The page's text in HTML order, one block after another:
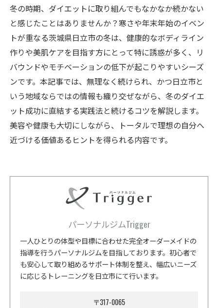
冬の時期、ダイエットに取り組んでもなかなか続かない
と感じたことはありませんか？寒さや年末年始のイベン
トが重なる茨城県日立市の冬は、健康的なボディライン
作りや美肌ケアを目指す方にとって特に誘惑が多く、リ
バウンドやモチベーションの低下が起こりやすいシーズ
ンです。本記事では、無理なく続けられ、かつ日立市と
いう地域ならではの情報も織り交ぜながら、冬のダイエ
ット成功に直結する実践法と続けるコツを解説します。
美容や健康も大切にしながら、トータルで理想の自分へ
近づける価値あるヒントを得られる内容です。
パーソナルジムTrigger
一人ひとりの体型や目標に合わせた完全オーダーメイドの
指導を行うパーソナルジムを目指しております。初心者で
も安心して取り組めるサポート体制を整え、幅広いニーズ
に応じるトレーニングを日立市にて行います。
〒317-0065